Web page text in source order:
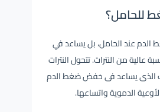
للحامل؟
الدم عند الحامل، بليساعدفي
عالية من النترات. تتحول النترات
الذى يساعد فى خفض ضغط الدم
الدموية واتساعها.